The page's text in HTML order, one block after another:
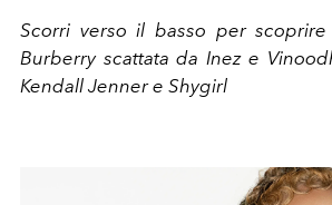
Scorri verso il basso per
Burberry scattata da Inez e
Kendall Jenner e Shygirl